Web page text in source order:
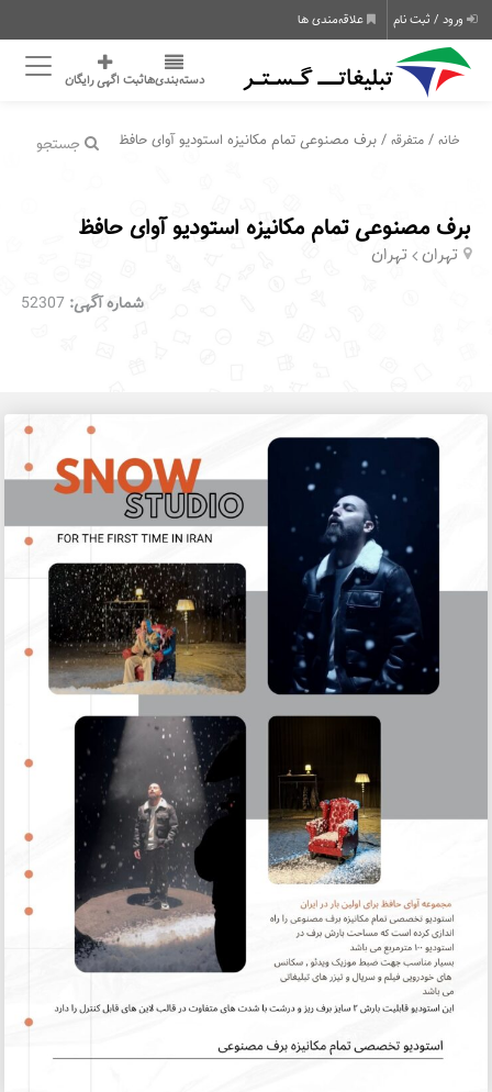
ورود / ثبت نام علاقه‌مندی ها
دسته‌بندی‌هاثبت اگهی رایگان
جستجو خانه /متفرقه / برف مصنوعی تمام مکانیزه استودیو آوای حافظ
برف مصنوعی تمام مکانیزه استودیو آوای حافظ
تهران تهران
شماره آگهی: 52307